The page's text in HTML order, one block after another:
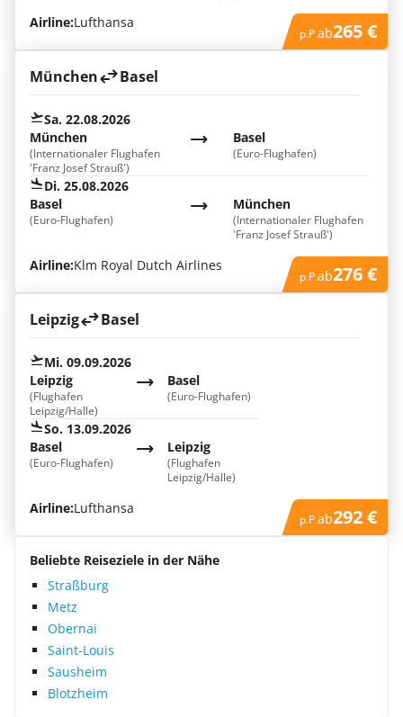
Airline:Lufthansa
p.P.ab265 €
München Basel
Sa. 22.08.2026
München
(Internationaler Flughafen
'Franz Josef Strauß')
Basel
(Euro-Flughafen)
Di. 25.08.2026
München
(Internationaler Flughafen
'Franz Josef Strauß')
Basel
(Euro-Flughafen)
Airline:Klm Royal Dutch Airlines
p.P.ab276 €
Leipzig Basel
Mi. 09.09.2026
Leipzig
(Flughafen
Leipzig/Halle)
Basel
(Euro-Flughafen)
So. 13.09.2026
Leipzig
(Flughafen
Leipzig/Halle)
Basel
(Euro-Flughafen)
Airline:Lufthansa
p.P.ab292 €
Beliebte Reiseziele in der Nähe
Straßburg
Metz
Obernai
Saint-Louis
Sausheim
Blotzheim